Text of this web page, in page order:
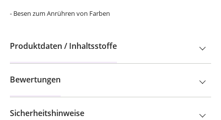
- Besen zum Anrühren von Farben
Produktdaten / Inhaltsstoffe
Bewertungen
Sicherheitshinweise